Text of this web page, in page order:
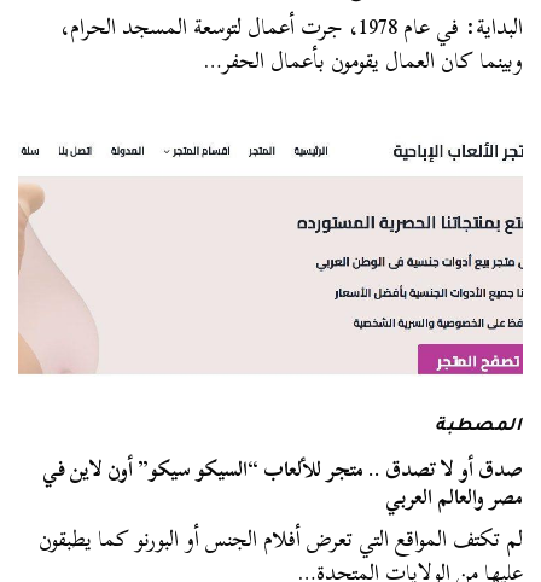
البداية: في عام 1978، جرت أعمال لتوسعة المسجد الحرام،
وبينما كان العمال يقومون بأعمال الحفر…
المصطبة
صدق أو لا تصدق .. متجر للألعاب “السيكو سيكو” أون لاين في
مصر والعالم العربي
لم تكتف المواقع التي تعرض أفلام الجنس أو البورنو كما يطبقون
عليها من الولايات المتحدة…